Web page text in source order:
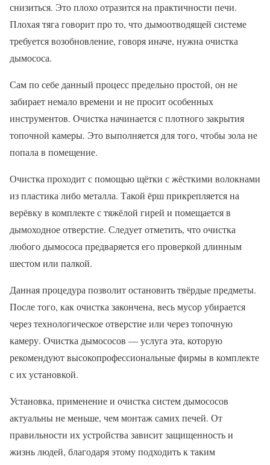
снизиться. Это плохо отразится на практичности печи.
Плохая тяга говорит про то, что дымоотводящей системе
требуется возобновление, говоря иначе, нужна очистка
дымососа.
Сам по себе данный процесс предельно простой, он не
забирает немало времени и не просит особенных
инструментов. Очистка начинается с плотного закрытия
топочной камеры. Это выполняется для того, чтобы зола не
попала в помещение.
Очистка проходит с помощью щётки с жёсткими волокнами
из пластика либо металла. Такой ёрш прикрепляется на
верёвку в комплекте с тяжёлой гирей и помещается в
дымоходное отверстие. Следует отметить, что очистка
любого дымососа предваряется его проверкой длинным
шестом или палкой.
Данная процедура позволит остановить твёрдые предметы.
После того, как очистка закончена, весь мусор убирается
через технологическое отверстие или через топочную
камеру. Очистка дымососов — услуга эта, которую
рекомендуют высокопрофессиональные фирмы в комплекте
с их установкой.
Установка, применение и очистка систем дымососов
актуальны не меньше, чем монтаж самих печей. От
правильности их устройства зависит защищенность и
жизнь людей, благодаря этому подходить к таким